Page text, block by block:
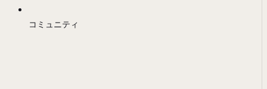
コミュニティ